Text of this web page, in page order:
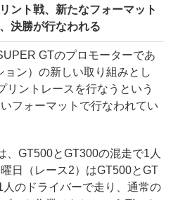
ント戦、新たなフォーマット
決勝が行なわれる
GTのプロモーターであ
ョン）の新しい取り組みとし
リントレースを行なうという
フォーマットで行なわれてい
GT500とGT300の混走で1人
日（レース2）はGT500とGT
のドライバーで走り、通常の